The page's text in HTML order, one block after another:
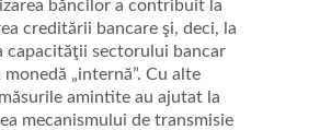
băncilor a contribuit la
creditării bancare şi, deci, la
capacităţii sectorului bancar
monedă „internă”. Cu alte
amintite au ajutat la
mecanismului de transmisie